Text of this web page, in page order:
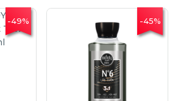
-49% -45%